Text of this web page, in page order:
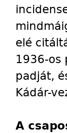
elé
1936-os
padját,
Kádár-
A